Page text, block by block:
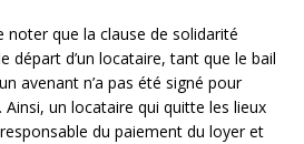
noter que la clause de solidarité
départ d’un locataire, tant que le bail
avenant n’a pas été signé pour
un locataire qui quitte les lieux
du paiement du loyer et